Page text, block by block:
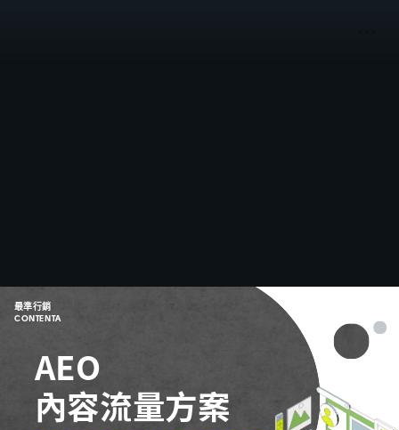
AEO
內容流量方案
最準行銷
CONTENTA